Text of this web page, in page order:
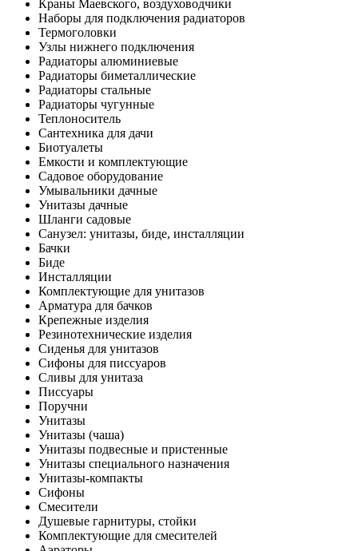
Краны Маевского, воздуховодчики
Наборы для подключения радиаторов
Термоголовки
Узлы нижнего подключения
Радиаторы алюминиевые
Радиаторы биметаллические
Радиаторы стальные
Радиаторы чугунные
Теплоноситель
Сантехника для дачи
Биотуалеты
Емкости и комплектующие
Садовое оборудование
Умывальники дачные
Унитазы дачные
Шланги садовые
Санузел: унитазы, биде, инсталляции
Бачки
Биде
Инсталляции
Комплектующие для унитазов
Арматура для бачков
Крепежные изделия
Резинотехнические изделия
Сиденья для унитазов
Сифоны для писсуаров
Сливы для унитаза
Писсуары
Поручни
Унитазы
Унитазы (чаша)
Унитазы подвесные и пристенные
Унитазы специального назначения
Унитазы-компакты
Сифоны
Смесители
Душевые гарнитуры, стойки
Комплектующие для смесителей